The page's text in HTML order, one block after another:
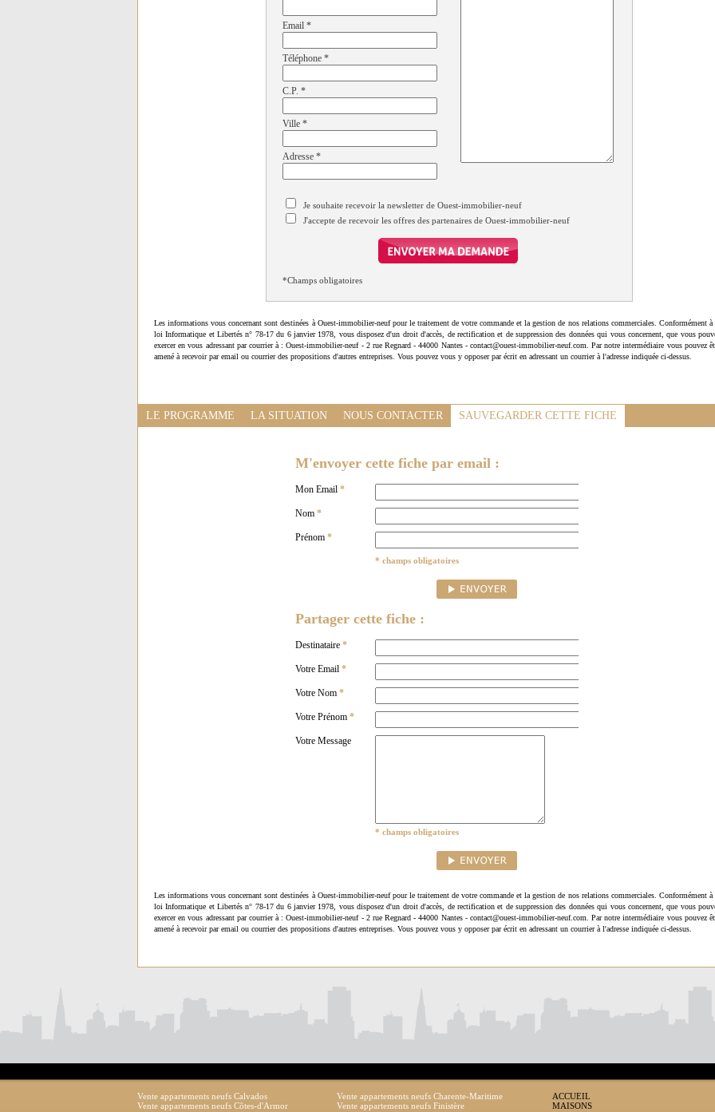
Email *
Téléphone *
C.P. *
Ville *
Adresse *
Je souhaite recevoir la newsletter de Ouest-immobilier-neuf
J'accepte de recevoir les offres des partenaires de Ouest-immobilier-neuf
*Champs obligatoires
Les informations vous concernant sont destinées à Ouest-immobilier-neuf pour le traitement de votre commande et la gestion de nos relations commerciales. Conformément à
loi Informatique et Libertés n° 78-17 du 6 janvier 1978, vous disposez d'un droit d'accès, de rectification et de suppression des données qui vous concernent, que vous
exercer en vous adressant par courrier à : Ouest-immobilier-neuf - 2 rue Regnard - 44000 Nantes - contact@ouest-immobilier-neuf.com. Par notre intermédiaire vous pouvez
amené à recevoir par email ou courrier des propositions d'autres entreprises. Vous pouvez vous y opposer par écrit en adressant un courrier à l'adresse indiquée ci-dessus.
LE PROGRAMME LA SITUATION NOUS CONTACTER SAUVEGARDER CETTE FICHE
M'envoyer cette fiche par email :
Mon Email *
Nom *
Prénom *
* champs obligatoires
Partager cette fiche :
Destinataire *
Votre Email *
Votre Nom *
Votre Prénom *
Votre Message
* champs obligatoires
Les informations vous concernant sont destinées à Ouest-immobilier-neuf pour le traitement de votre commande et la gestion de nos relations commerciales. Conformément à
loi Informatique et Libertés n° 78-17 du 6 janvier 1978, vous disposez d'un droit d'accès, de rectification et de suppression des données qui vous concernent, que vous
exercer en vous adressant par courrier à : Ouest-immobilier-neuf - 2 rue Regnard - 44000 Nantes - contact@ouest-immobilier-neuf.com. Par notre intermédiaire vous pouvez
amené à recevoir par email ou courrier des propositions d'autres entreprises. Vous pouvez vous y opposer par écrit en adressant un courrier à l'adresse indiquée ci-dessus.
Vente appartements neufs Calvados
Vente appartements neufs Charente-Maritime
Vente appartements neufs Côtes-d'Armor
Vente appartements neufs Finistère
ACCUEIL
MAISONS